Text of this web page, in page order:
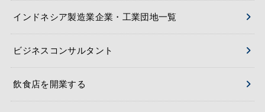
インドネシア製造業企業・工業団地一覧
ビジネスコンサルタント
飲食店を開業する